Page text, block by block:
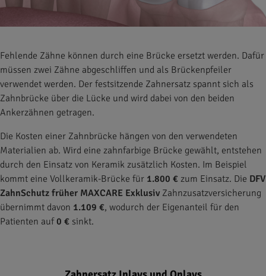
Fehlende Zähne können durch eine Brücke ersetzt werden. Dafür
müssen zwei Zähne abgeschliffen und als Brückenpfeiler
verwendet werden. Der festsitzende Zahnersatz spannt sich als
Zahnbrücke über die Lücke und wird dabei von den beiden
Ankerzähnen getragen.
Die Kosten einer Zahnbrücke hängen von den verwendeten
Materialien ab. Wird eine zahnfarbige Brücke gewählt, entstehen
durch den Einsatz von Keramik zusätzlich Kosten. Im Beispiel
kommt eine Vollkeramik-Brücke für 1.800 € zum Einsatz. Die DFV
ZahnSchutz früher MAXCARE ExklusivZahnzusatzversicherung
übernimmt davon 1.109 €, wodurch der Eigenanteil für den
Patienten auf0 € sinkt.